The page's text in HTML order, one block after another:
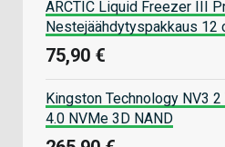
ARCTIC Liquid Freezer III
Nestejäähdytyspakkaus 12
75,90 €
Kingston Technology NV3
4.0 NVMe 3D NAND